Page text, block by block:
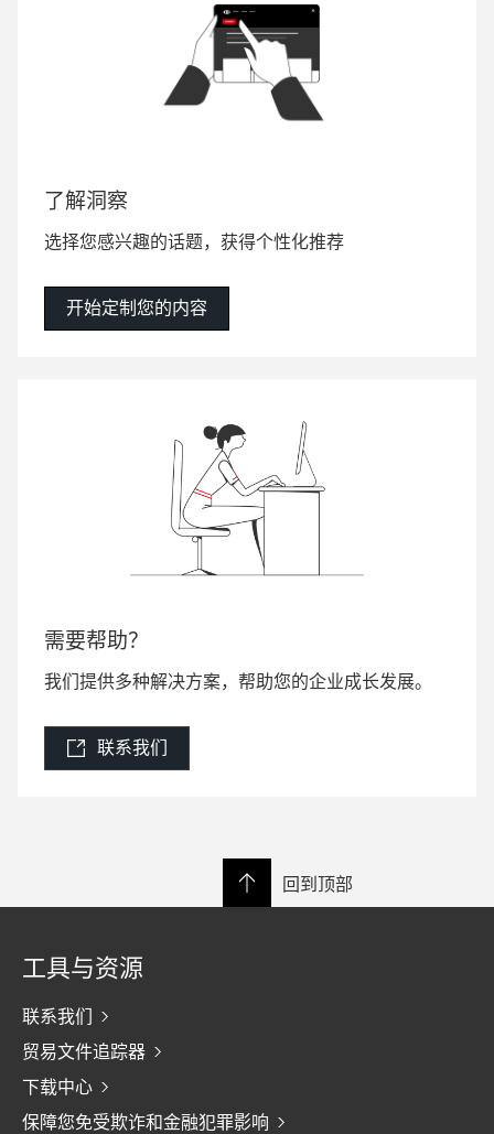
了解洞察
选择您感兴趣的话题，获得个性化推荐
开始定制您的内容
需要帮助？
我们提供多种解决方案，帮助您的企业成长发展。
联系我们
回到顶部
工具与资源
联系我们
贸易文件追踪器
下载中心
保障您免受欺诈和金融犯罪影响